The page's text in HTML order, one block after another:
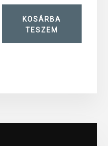
KOSÁRBA
TESZEM